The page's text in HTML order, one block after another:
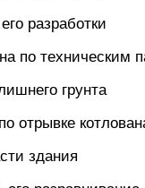
разработки
по техническим
грунта
отрывке
здания